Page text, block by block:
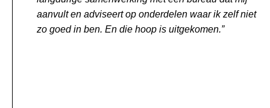
aanvult en adviseert op onderdelen waar ik zelf niet
zo goed in ben. En die hoop is uitgekomen.”